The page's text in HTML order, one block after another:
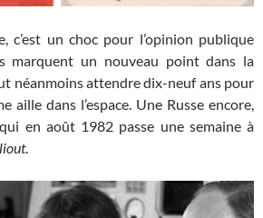
c’est un choc pour l’opinion publique
marquent un nouveau point dans la
néanmoins attendre dix-neuf ans pour
aille dans l’espace. Une Russe encore,
en août 1982 passe une semaine à
.